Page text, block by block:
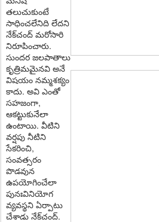
తలుచుకుంటే
సాధించలేనిది లేద‌ని
నేక్‌చంద్ మ‌రోసారి
నిరూపించారు.
సుంద‌ర జ‌ల‌పాతాలు
కృత్రిమ‌మైన‌వి అనే
విష‌యం న‌మ్మ‌శ‌క్యం
కాదు. అవి ఎంతో
స‌హ‌జంగా,
ఆక‌ట్టుకునేలా
ఉంటాయి. వీటిని
వ‌ర్ష‌పు నీటిని
సేక‌రించి,
సంవత్స‌రం
పొడ‌వున
ఉప‌యోగించేలా
పునఃవినియోగ
వ్య‌వ‌స్థ‌ని ఏర్పాటు
చేశాడు నేక్‌చంద్‌.